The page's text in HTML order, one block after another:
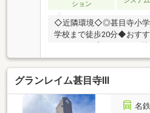
ション
◇近隣環境◇◎甚目寺小学
学校まで徒歩20分◆おす
ル張（洋室、和室縁側部
（キッチン、洗面脱衣室
ー水栓新品交換 、浴室水
面化粧台 ・温水洗浄便座
替、給湯器交換 、コンセ
グランレイム甚目寺Ⅲ
名